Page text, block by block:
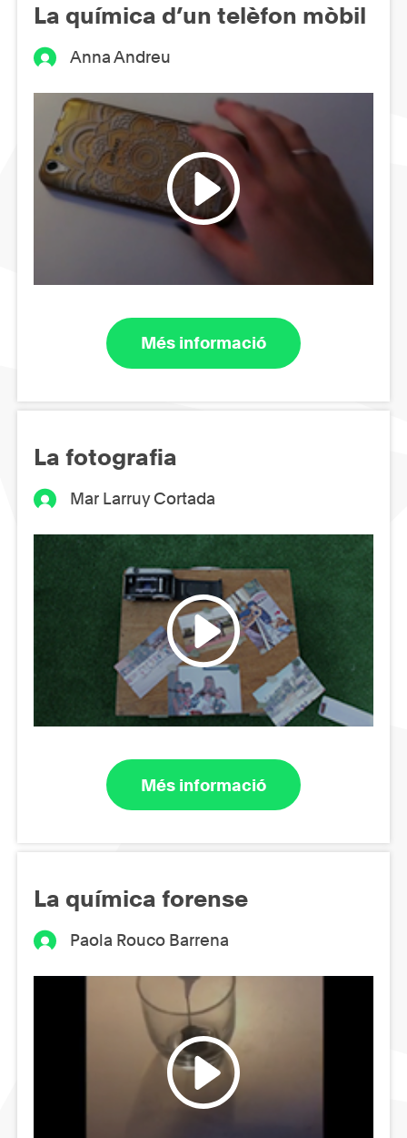
La química d’un telèfon mòbil
Anna Andreu
Més informació
La fotografia
Mar Larruy Cortada
Més informació
La química forense
Paola Rouco Barrena